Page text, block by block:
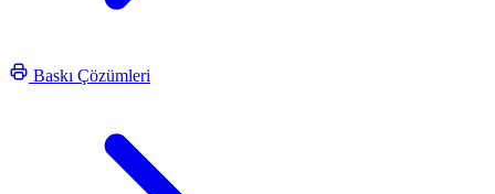
Baskı Çözümleri